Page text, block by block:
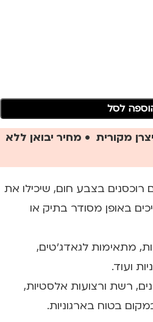
לסל
מקורית • מחיר יבואן ללא
רוכסנים בצבע חום, שיכילו את
באופן מסודר בתיק או
מתאימות לגאדג'טים,
ועוד.
רשת ורצועות אלסטיות,
בטוח בארגוניות.